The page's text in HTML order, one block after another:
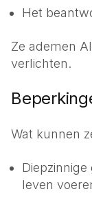
Het
Ze ademen
verlichten.
Wat kunnen
leven